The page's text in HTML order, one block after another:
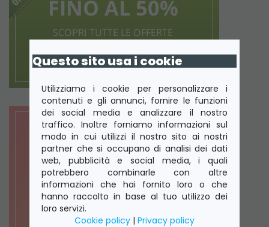
Questo sito usa i cookie
Utilizziamo i cookie per personalizzare i
contenuti e gli annunci, fornire le funzioni
dei social media e analizzare il nostro
traffico. Inoltre forniamo informazioni sul
modo in cui utilizzi il nostro sito ai nostri
partner che si occupano di analisi dei dati
web, pubblicità e social media, i quali
potrebbero combinarle con altre
informazioni che hai fornito loro o che
hanno raccolto in base al tuo utilizzo dei
loro servizi.
Cookie policy | Privacy policy